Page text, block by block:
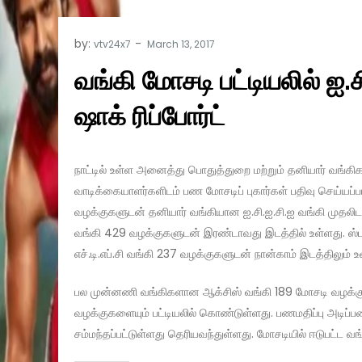
by: vtv24x7
வங்கி மோசடி பட்டியலில்
ஷாக் ரிப்போர்ட்
நாட்டில் உள்ள அனைத்து பொதுத்துறை மற்றும் தனியார்
வாடிக்கையாளர்களிடம் பண மோசடிப் புகார்கள் பதிவு
வழக்குகளுடன் தனியார் வங்கியான ஐ.சி.ஐ.சி.ஐ வங்கி
வங்கி 429 வழக்குகளுடன் இரண்டாவது இடத்தில் உள்ளது.
எச்.டி.எப்.சி வங்கி 237 வழக்குகளுடன் நான்காம் இடத்திலும்
பல முன்னணி வங்கிகளான ஆக்சிஸ் வங்கி 189 மோசடி
வழக்குகளையும் பட்டியலில் கொண்டுள்ளது. பணமதிப்பு
சம்மந்தப்பட்டுள்ளது தெரியவந்துள்ளது. மோசடியில் ஈடுபட்ட